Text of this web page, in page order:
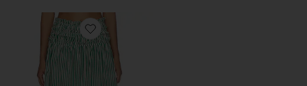
Favorite KALI MAXI スカート